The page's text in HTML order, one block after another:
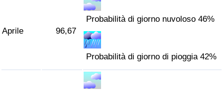
Aprile 96,67
Probabilità di giorno nuvoloso 46%
Probabilità di giorno di pioggia 42%
Indice di inquinamento
Indice dell’Inquinamento per Nazione